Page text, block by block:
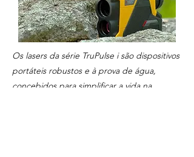
Os lasers da série TruPulse i são dispositivos
portáteis robustos e à prova de água,
concebidos para simplificar a vida na